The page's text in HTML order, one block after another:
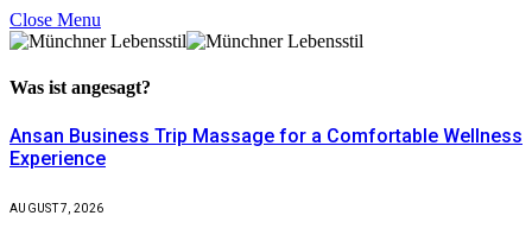
Close Menu
Was ist angesagt?
Ansan Business Trip Massage for a Comfortable Wellness
Experience
AUGUST 7, 2026